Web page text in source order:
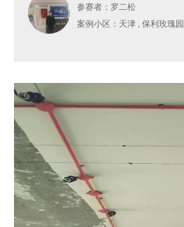
参赛者：罗二松
案例小区：天津 , 保利玫瑰园